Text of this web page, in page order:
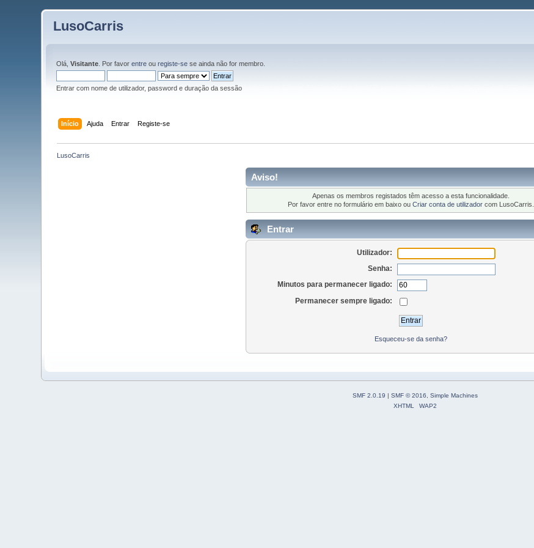
LusoCarris
Olá,Visitante . Por favorentre ouregiste-se se ainda não for membro.
Entrar com nome de utilizador, password e duração da sessão
Início Ajuda Entrar Registe-se
LusoCarris
Aviso!
Apenas os membros registados têm acesso a esta funcionalidade.
Por favor entre no formulário em baixo ou Criar conta de utilizadorcom LusoCarris.
Entrar
Utilizador:
Senha:
Minutos para permanecer ligado:
Permanecer sempre ligado:
Esqueceu-se da senha?
SMF 2.0.19 | SMF © 2016
Simple Machines
XHTML
WAP2